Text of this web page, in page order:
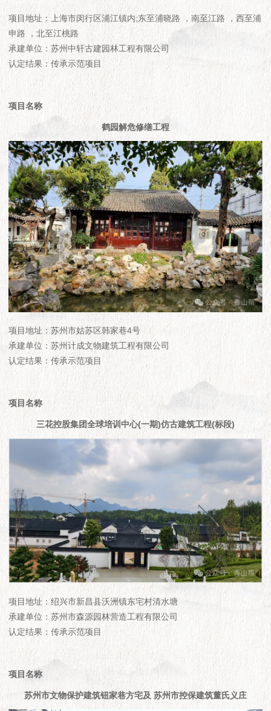
项目地址：上海市闵行区浦江镇内;东至浦晓路 ，南至江路 ，西至浦
申路 ，北至江桃路
承建单位：苏州中轩古建园林工程有限公司
认定结果：传承示范项目
项目名称
鹤园解危修缮工程
项目地址：苏州市姑苏区韩家巷4号
承建单位：苏州计成文物建筑工程有限公司
认定结果：传承示范项目
项目名称
三花控股集团全球培训中心(一期)仿古建筑工程(标段)
项目地址：绍兴市新昌县沃洲镇东宅村清水塘
承建单位：苏州市森源园林营造工程有限公司
认定结果：传承示范项目
项目名称
苏州市文物保护建筑钮家巷方宅及 苏州市控保建筑董氏义庄